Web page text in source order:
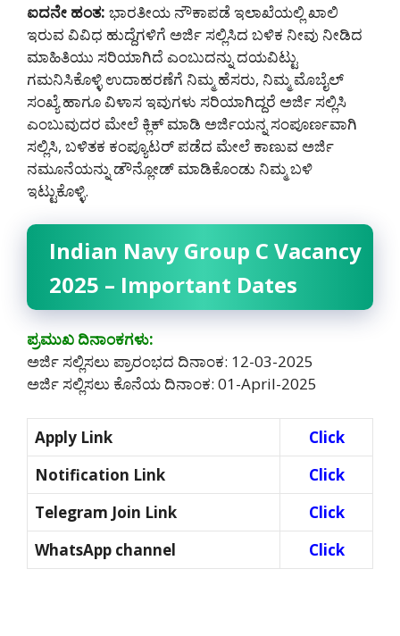
ಐದನೇ ಹಂತ: ಭಾರತೀಯ ನೌಕಾಪಡೆ ಇಲಾಖೆಯಲ್ಲಿ ಖಾಲಿ
ಇರುವ ವಿವಿಧ ಹುದ್ದೆಗಳಿಗೆ ಅರ್ಜಿ ಸಲ್ಲಿಸಿದ ಬಳಿಕ ನೀವು ನೀಡಿದ
ಮಾಹಿತಿಯು ಸರಿಯಾಗಿದೆ ಎಂಬುದನ್ನು ದಯವಿಟ್ಟು
ಗಮನಿಸಿಕೊಳ್ಳಿ ಉದಾಹರಣೆಗೆ ನಿಮ್ಮ ಹೆಸರು, ನಿಮ್ಮ ಮೊಬೈಲ್
ಸಂಖ್ಯೆ ಹಾಗೂ ವಿಳಾಸ ಇವುಗಳು ಸರಿಯಾಗಿದ್ದರೆ ಅರ್ಜಿ ಸಲ್ಲಿಸಿ
ಎಂಬುವುದರ ಮೇಲೆ ಕ್ಲಿಕ್ ಮಾಡಿ ಅರ್ಜಿಯನ್ನ ಸಂಪೂರ್ಣವಾಗಿ
ಸಲ್ಲಿಸಿ, ಬಳಿತಕ ಕಂಪ್ಯೂಟರ್ ಪಡೆದ ಮೇಲೆ ಕಾಣುವ ಅರ್ಜಿ
ನಮೂನೆಯನ್ನು ಡೌನ್ಲೋಡ್ ಮಾಡಿಕೊಂಡು ನಿಮ್ಮ ಬಳಿ
ಇಟ್ಟುಕೊಳ್ಳಿ.
Indian Navy Group C Vacancy
2025 – Important Dates
ಪ್ರಮುಖ ದಿನಾಂಕಗಳು:
ಅರ್ಜಿ ಸಲ್ಲಿಸಲು ಪ್ರಾರಂಭದ ದಿನಾಂಕ: 12-03-2025
ಅರ್ಜಿ ಸಲ್ಲಿಸಲು ಕೊನೆಯ ದಿನಾಂಕ: 01-April-2025
Apply Link
Click
Notification Link
Click
Telegram Join Link
Click
WhatsApp channel
Click